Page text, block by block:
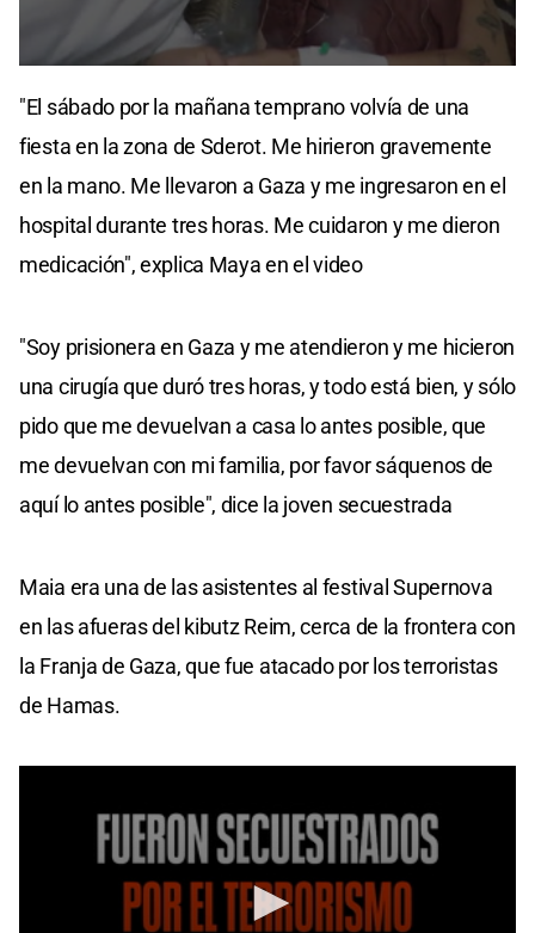
seconds
of
minute,
second
"El sábado por la mañana temprano volvía de una
fiesta en la zona de Sderot. Me hirieron gravemente
en la mano. Me llevaron a Gaza y me ingresaron en el
hospital durante tres horas. Me cuidaron y me dieron
medicación", explica Maya en el video
"Soy prisionera en Gaza y me atendieron y me hicieron
una cirugía que duró tres horas, y todo está bien, y sólo
pido que me devuelvan a casa lo antes posible, que
me devuelvan con mi familia, por favor sáquenos de
aquí lo antes posible", dice la joven secuestrada
Maia era una de las asistentes al festival Supernova
en las afueras del kibutz Reim, cerca de la frontera con
la Franja de Gaza, que fue atacado por los terroristas
de Hamas.